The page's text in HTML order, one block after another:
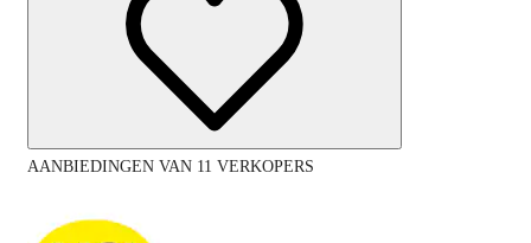
AANBIEDINGEN VAN 11 VERKOPERS